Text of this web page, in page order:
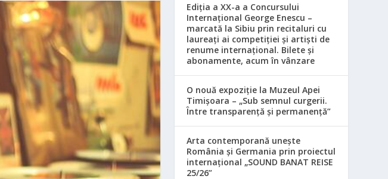
Ediția a XX-a a Concursului
Internațional George Enescu –
marcată la Sibiu prin recitaluri cu
laureați ai competiției și artiști de
renume internațional. Bilete și
abonamente, acum în vânzare
O nouă expoziție la Muzeul Apei
Timișoara – „Sub semnul curgerii.
Între transparență și permanență”
Arta contemporană unește
România și Germania prin proiectul
internațional „SOUND BANAT REISE
25/26”